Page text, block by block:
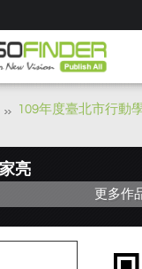
109年度臺北市行動
亮
更多作